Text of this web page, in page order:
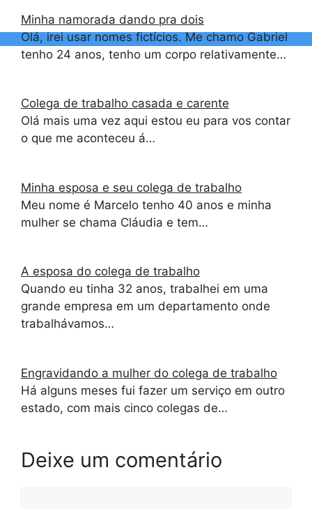
Minha namorada dando pra dois
Olá, irei usar nomes fictícios. Me chamo Gabriel
tenho 24 anos, tenho um corpo relativamente…
Colega de trabalho casada e carente
Olá mais uma vez aqui estou eu para vos contar
o que me aconteceu á…
Minha esposa e seu colega de trabalho
Meu nome é Marcelo tenho 40 anos e minha
mulher se chama Cláudia e tem…
A esposa do colega de trabalho
Quando eu tinha 32 anos, trabalhei em uma
grande empresa em um departamento onde
trabalhávamos…
Engravidando a mulher do colega de trabalho
Há alguns meses fui fazer um serviço em outro
estado, com mais cinco colegas de…
Deixe um comentário